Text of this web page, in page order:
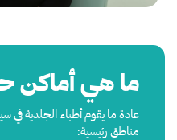
ما هي أماكن
عادة ما يقوم أطباء الجلدية في
مناطق رئيسية: